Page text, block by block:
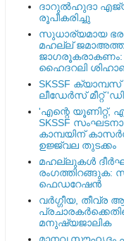
ദാറുല്‍ഹുദാ
രൂപീകരിച്ചു
സുധാര്യമായ
മഹല്ല്
ജാഗരൂകരാകണം:
ഹൈദറലി
SKSSF
ലീഡേർസ് മീറ്റ്
'എന്റെ യൂണിറ്റ്,
SKSSF
കാമ്പയിന്
ഉജ്ജ്വല തുടക്കം
മഹല്ലുകള്‍
രംഗത്തിറങ്ങുക:
ഫെഡറേഷന്‍
വര്‍ഗ്ഗീയ, തീവ്ര
മനുഷ്യജാലിക